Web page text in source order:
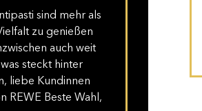
sind mehr als
zu genießen
auch weit
steckt hinter
liebe Kundinnen
REWE Beste Wahl,